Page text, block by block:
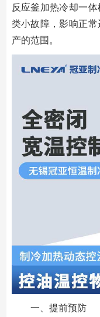
反应釜加热冷却一
类小故障，影响正
产的范围。
一、提前预防